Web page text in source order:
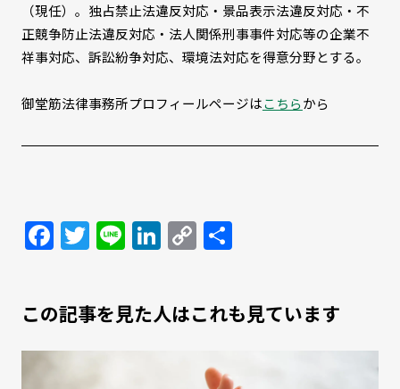
（現任）。独占禁止法違反対応・景品表示法違反対応・不
正競争防止法違反対応・法人関係刑事事件対応等の企業不
祥事対応、訴訟紛争対応、環境法対応を得意分野とする。
御堂筋法律事務所プロフィールページはこちらから
Facebook
Twitter
LineLinkedIn
Copy
Link
共
この記事を見た人はこれも見ています